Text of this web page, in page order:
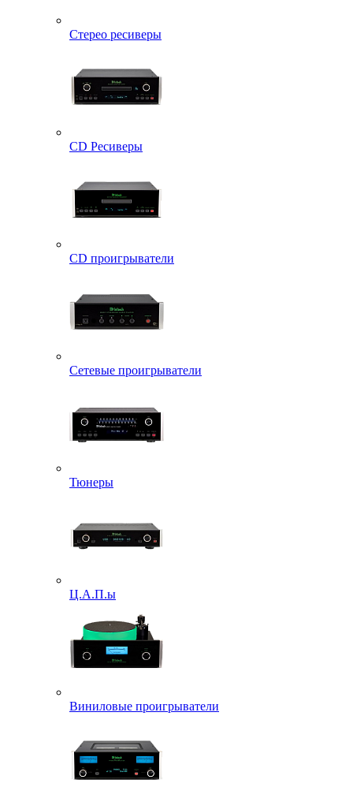
Стерео ресиверы
CD Ресиверы
CD проигрыватели
Сетевые проигрыватели
Тюнеры
Ц.А.П.ы
Виниловые проигрыватели